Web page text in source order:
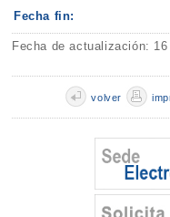
Fecha fin:
Fecha de actualización:
volver